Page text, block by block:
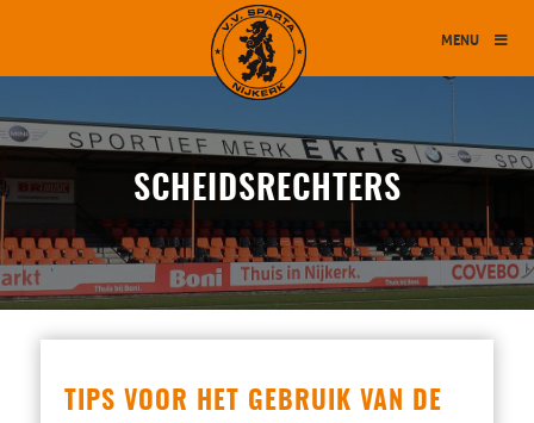
MENU
SCHEIDSRECHTERS
TIPS VOOR HET GEBRUIK VAN DE